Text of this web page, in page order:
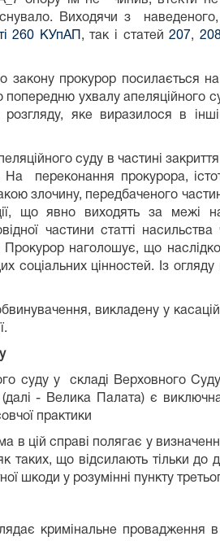
існувало. Виходячи з
260 КУпАП , так і статей207,
прокурор посилається на
ухвалу апеляційного
яке виразилося в
суду в частині
прокурора,
злочину, передбаченого
що явно виходять за межі
частини статті
Прокурор наголошує, що
соціальних цінностей. Із
викладену у
суду у складі Верховного
- Велика Палата) є
практики
цій справі полягає у
таких, що відсилають тільки
шкоди у розумінні пункту
кримінальне провадження